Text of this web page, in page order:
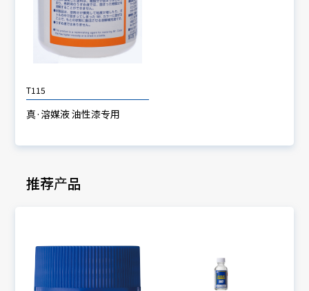
T115
真·溶媒液 油性漆专用
推荐产品